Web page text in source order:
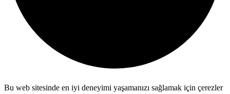
Bu web sitesinde en iyi deneyimi yaşamanızı sağlamak için çerezler